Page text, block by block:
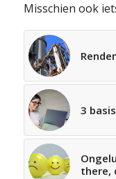
Misschien ook
3
there,